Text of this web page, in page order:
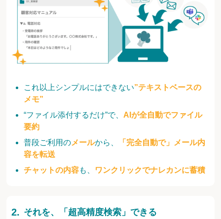
これ以上シンプルにはできない”テキストベースの
メモ”
“ファイル添付するだけ”で、 AIが全自動でファイル
要約
普段ご利用のメールから、
「完全自動で」メール内
容を転送
チャットの内容も、 ワンクリックでナレカンに蓄積
それを、「超高精度検索」できる